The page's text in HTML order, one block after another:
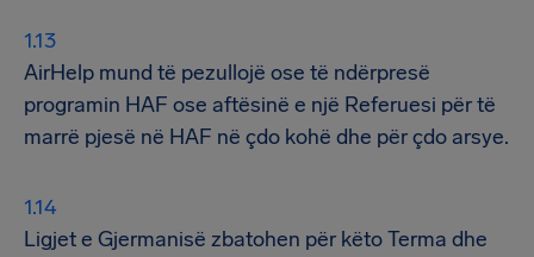
AirHelp mund të pezullojë ose të ndërpresë
programin HAF ose aftësinë e një Referuesi për të
marrë pjesë në HAF në çdo kohë dhe për çdo arsye.
Ligjet e Gjermanisë zbatohen për këto Terma dhe